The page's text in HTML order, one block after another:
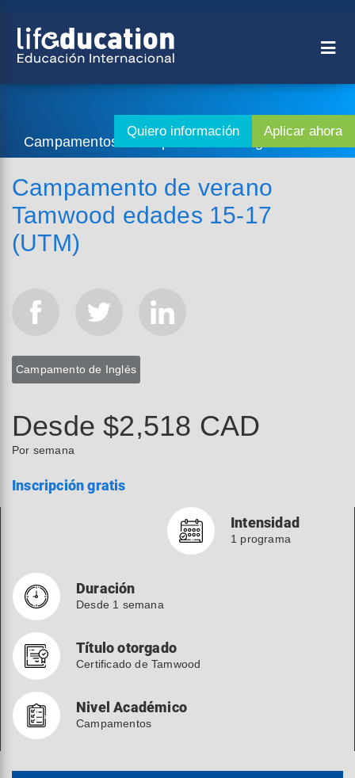
Campamentos - Campamento de Inglés
Campamento de verano
Tamwood edades 15-17
(UTM)
Campamento de Inglés
Desde $2,518 CAD
Por semana
Inscripción gratis
Duración
Desde 1 semana
Intensidad
1 programa
Título otorgado
Certificado de Tamwood
Nivel Académico
Campamentos